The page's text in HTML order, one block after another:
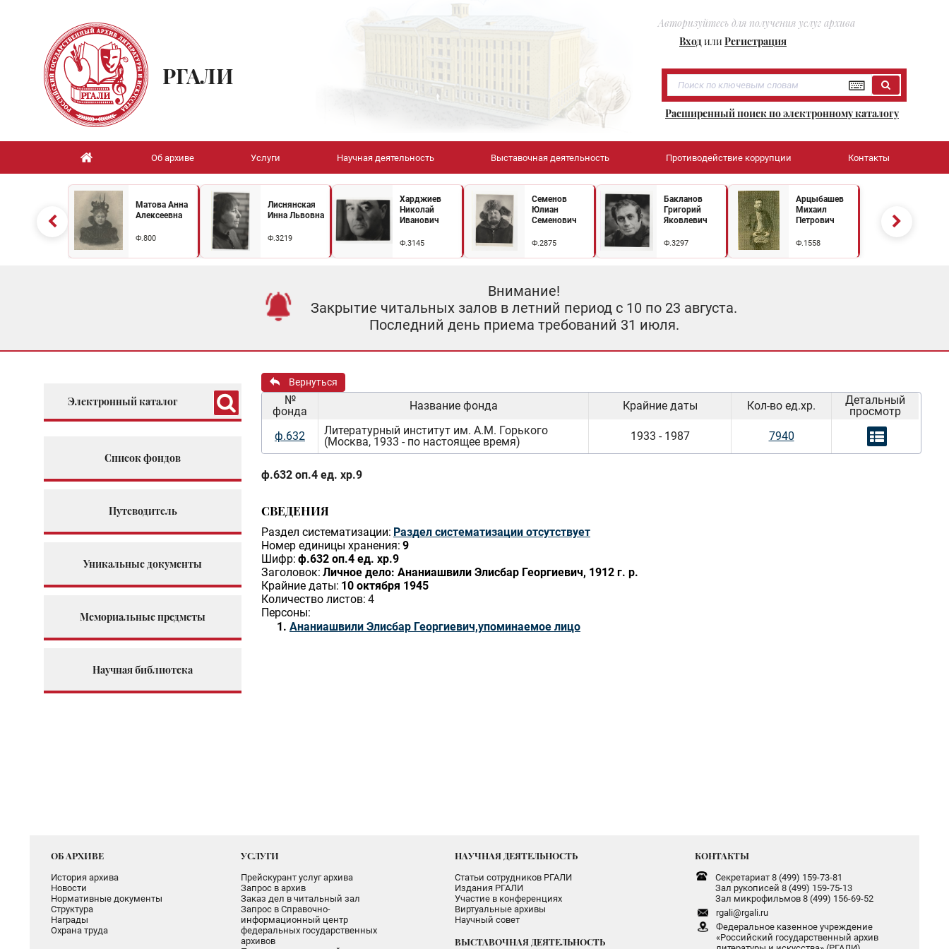
Авторизуйтесь для получения услуг архива
ВходилиРегистрация
РГАЛИ
Расширенный поиск по электронному каталогу
Об архиве Услуги Научная деятельность Выставочная деятельность Противодействие коррупции Контакты
Матова Анна
Алексеевна
Ф.800
Лиснянская
Инна Львовна
Ф.3219
Харджиев
Николай
Иванович
Ф.3145
Семенов
Юлиан
Семенович
Ф.2875
Бакланов
Григорий
Яковлевич
Ф.3297
Арцыбашев
Михаил
Петрович
Ф.1558
Внимание!
Закрытие читальных залов в летний период с 10 по 23 августа.
Последний день приема требований 31 июля.
Электронный каталог
Список фондов
Путеводитель
Уникальные документы
Мемориальные предметы
Научная библиотека
Вернуться
№
фонда
Название фонда Крайние даты Кол-во ед.хр.
Детальный
просмотр
ф.632
Литературный институт им. А.М. Горького
(Москва, 1933 - по настоящее время)
1933 - 1987 7940
ф.632 оп.4 ед. хр.9
СВЕДЕНИЯ
Раздел систематизации: Раздел систематизации отсутствует
Номер единицы хранения: 9
Шифр: ф.632 оп.4 ед. хр.9
Заголовок: Личное дело: Ананиашвили Элисбар Георгиевич, 1912 г. р.
Крайние даты: 10 октября 1945
Количество листов: 4
Персоны:
Ананиашвили Элисбар Георгиевич,упоминаемое лицо
ОБ АРХИВЕ
История архива
Новости
Нормативные документы
Структура
Награды
Охрана труда
УСЛУГИ
Прейскурант услуг архива
Запрос в архив
Заказ дел в читальный зал
Запрос в Справочно-
информационный центр
федеральных государственных
архивов
НАУЧНАЯ ДЕЯТЕЛЬНОСТЬ
Статьи сотрудников РГАЛИ
Издания РГАЛИ
Участие в конференциях
Виртуальные архивы
Научный совет
ВЫСТАВОЧНАЯ ДЕЯТЕЛЬНОСТЬ
КОНТАКТЫ
Секретариат 8 (499) 159-73-81
Зал рукописей 8 (499) 159-75-13
Зал микрофильмов 8 (499) 156-69-52
rgali@rgali.ru
Федеральное казенное учреждение
«Российский государственный архив